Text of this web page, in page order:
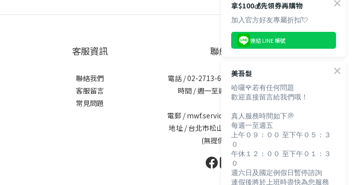
客服資訊
聯絡我們
客服留言
常見問題
聯絡資訊
電話 / 02-2713-6621 (無提供訂購服務)
時間 / 週一至週五 09:30-12:00；
13:30-17:30
電郵 / mwf.service@maywufa.com.tw
地址 / 台北市松山區復興北路167號5樓
(無提供現場販售)
拿$100💰先領券再購物
加入官方好友專屬折扣💘
連結 LINE 帳號
美吾髮
哈囉🌹若有任何問題
歡迎直接留言給我們哦！
真人服務時間如下💭
每週一至週五
上午０９：００ 至下午０５：３
０
午休１２：００ 至下午０１：３
０
週六日及國定例假日暫停諮詢
連假後將於上班時盡快為您服務